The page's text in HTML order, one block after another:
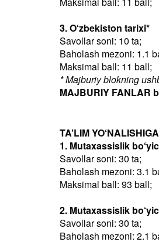
3. O‘zbekiston tarixi*
Savollar soni: 10 ta;
Baholash mezoni: 1.1
Maksimal ball: 11 ball;
* Majburiy blokning
MAJBURIY FANLAR
TA’LIM
1. Mutaxassislik
Savollar soni: 30 ta;
Baholash mezoni: 3.1
Maksimal ball: 93 ball;
2. Mutaxassislik
Savollar soni: 30 ta;
Baholash mezoni: 2.1